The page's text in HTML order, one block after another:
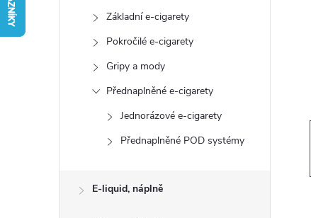
Základní e-cigarety
Pokročilé e-cigarety
Gripy a mody
Přednaplněné e-cigarety
Jednorázové e-cigarety
Přednaplněné POD systémy
E-liquid, náplně